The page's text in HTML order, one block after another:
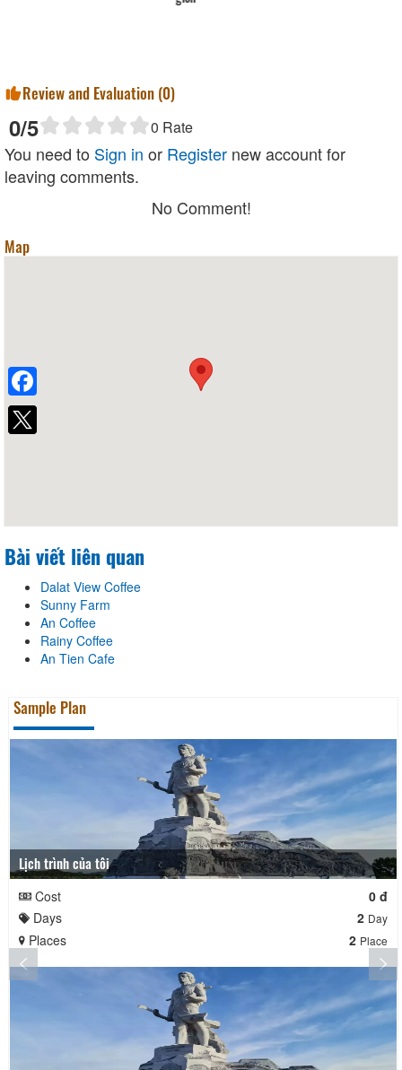
Review and Evaluation (0)
0/5 0 Rate
You need to Sign in or Register new account for
leaving comments.
No Comment!
Map
Bài viết liên quan
Dalat View Coffee
Sunny Farm
An Coffee
Rainy Coffee
An Tien Cafe
Sample Plan
Lịch trình của tôi
Cost
0 đ
Days
2 Day
Places 2 Place
Facebook